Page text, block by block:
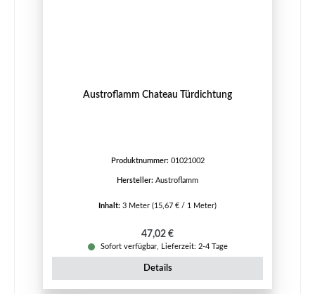
Austroflamm Chateau Türdichtung
Produktnummer: 01021002
Hersteller: Austroflamm
Inhalt: 3 Meter (15,67 € / 1 Meter)
Regulärer Preis:
47,02 €
Sofort verfügbar, Lieferzeit: 2-4 Tage
Details